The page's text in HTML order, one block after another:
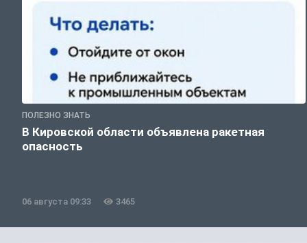
ПОЛЕЗНО ЗНАТЬ
В Кировской области объявлена ракетная
опасность
06 августа 09:33 3465